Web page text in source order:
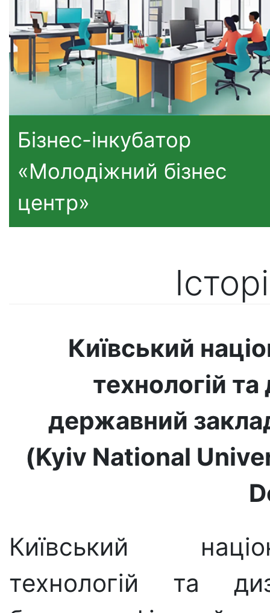
Бізнес-інкубатор
«Молодіжний бізнес
центр»
Київський
технологій
державний
(Kyiv National
Київський
технологій та